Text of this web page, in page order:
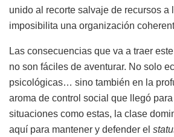
unido al recorte salvaje de recursos a
imposibilita una organización
Las consecuencias que va a traer
no son fáciles de aventurar. No solo
psicológicas… sino también en la
aroma de control social que llegó
situaciones como estas, la clase
aquí para mantener y defender el